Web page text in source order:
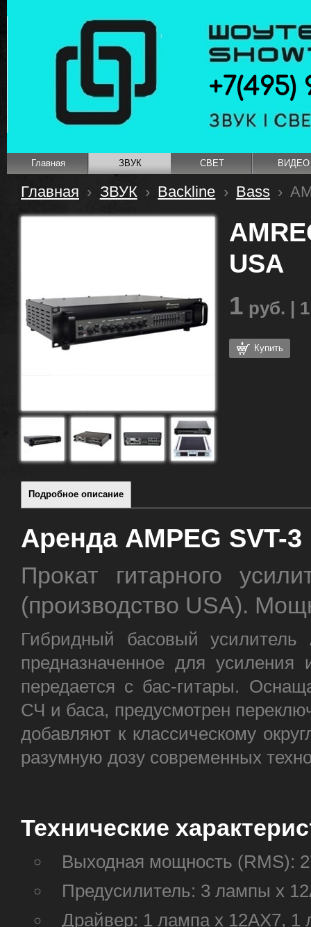
+7(495)
Главная ЗВУК СВЕТ ВИДЕО
Главная › ЗВУК › Backline › Bass ›
USA
1 руб. |
Купить
Подробное описание
Аренда AMPEG SVT-
Прокат гитарного
(производство USA).
Гибридный басовый
предназначенное для усиления
передается с бас-гитары.
СЧ и баса, предусмотрен
добавляют к классическому
разумную дозу современных
Технические
Выходная мощность (RMS):
Предусилитель: 3 лампы х
Драйвер: 1 лампа х 12AX7, 1